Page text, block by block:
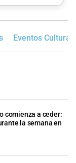
Eventos
comienza a ceder:
la semana en